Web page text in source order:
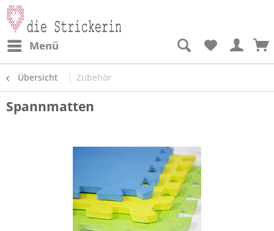
Menü
Übersicht Zubehör
Spannmatten